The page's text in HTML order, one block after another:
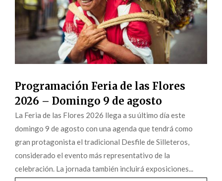
Programación Feria de las Flores
2026 – Domingo 9 de agosto
La Feria de las Flores 2026 llega a su último día este
domingo 9 de agosto con una agenda que tendrá como
gran protagonista el tradicional Desfile de Silleteros,
considerado el evento más representativo de la
celebración. La jornada también incluirá exposiciones...